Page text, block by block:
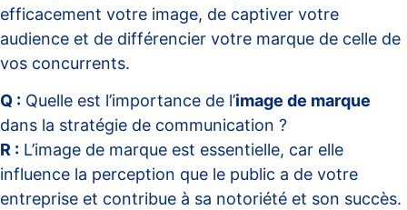
efficacement votre image, de captiver votre
audience et de différencier votre marque de celle de
vos concurrents.
Q : Quelle est l’importance de l’image de marque
dans la stratégie de communication ?
R : L’image de marque est essentielle, car elle
influence la perception que le public a de votre
entreprise et contribue à sa notoriété et son succès.